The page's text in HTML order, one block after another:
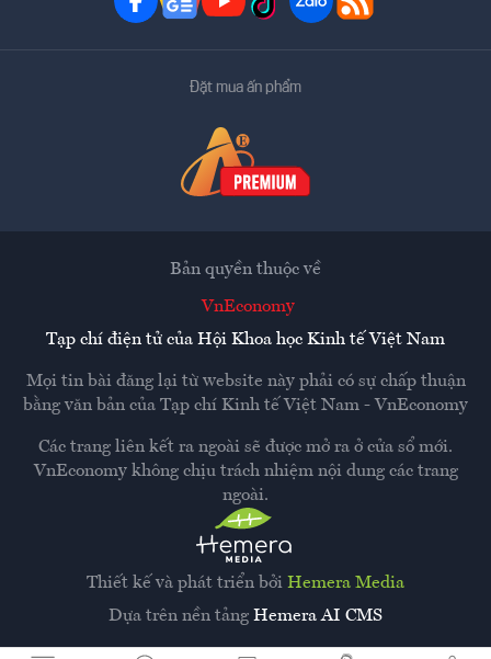
Đặt mua ấn phẩm
Thiết kế và phát triển bởi Hemera Media
Dựa trên nền tảng Hemera AI CMS
Bản quyền thuộc về
VnEconomy
Tạp chí điện tử của Hội Khoa học Kinh tế Việt Nam
Mọi tin bài đăng lại từ website này phải có sự chấp thuận
bằng văn bản của Tạp chí Kinh tế Việt Nam - VnEconomy
Các trang liên kết ra ngoài sẽ được mở ra ở cửa sổ mới.
VnEconomy không chịu trách nhiệm nội dung các trang
ngoài.